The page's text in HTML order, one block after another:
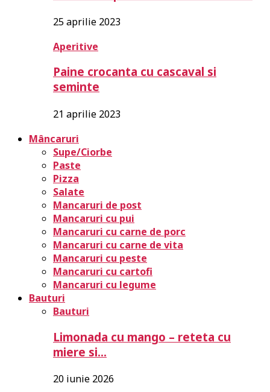
25 aprilie 2023
Aperitive
Paine crocanta cu cascaval si
seminte
21 aprilie 2023
Mâncaruri
Supe/Ciorbe
Paste
Pizza
Salate
Mancaruri de post
Mancaruri cu pui
Mancaruri cu carne de porc
Mancaruri cu carne de vita
Mancaruri cu peste
Mancaruri cu cartofi
Mancaruri cu legume
Bauturi
Bauturi
Limonada cu mango – reteta cu
miere si…
20 iunie 2026